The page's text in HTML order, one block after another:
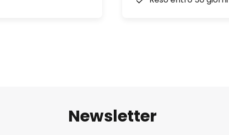
Newsletter